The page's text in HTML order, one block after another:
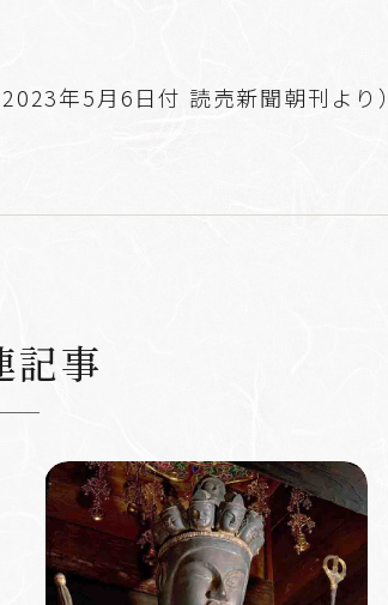
2023年5月6日付 読売新聞朝刊より）
記事